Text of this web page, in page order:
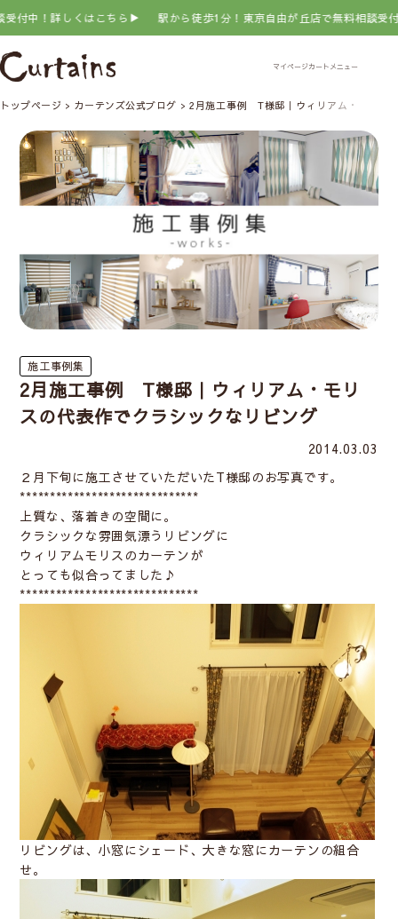
しくはこちら▶ 駅から徒歩1分！東京自由が丘店で無料相談受付中！詳し
トップページ カーテンズ公式ブログ 2月施工事例 T様邸｜ウィリアム・モリス
施工事例集
2月施工事例 T様邸｜ウィリアム・モリ
スの代表作でクラシックなリビング
2014.03.03
２月下旬に施工させていただいたT様邸のお写真です。
******************************
上質な、落着きの空間に。
クラシックな雰囲気漂うリビングに
ウィリアムモリスのカーテンが
とっても似合ってました♪
******************************
リビングは、小窓にシェード、大きな窓にカーテンの組合
せ。